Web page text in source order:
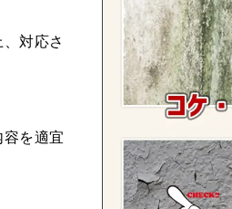
対応さ
を適宜